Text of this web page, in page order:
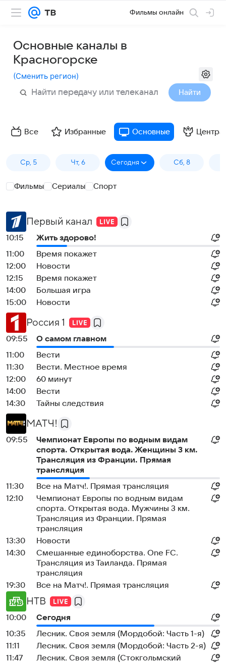
Фильмы онлайн
Основные каналы в
Красногорске
(Сменить регион)
Найти
Все Избранные Основные
Ср, 5 Чт, 6 Сегодня Сб, 8
Фильмы Сериалы Спорт
Первый канал
10:15
Жить здорово!
11:00
Время покажет
12:00
Новости
12:15
Время покажет
14:00
Большая игра
15:00
Новости
Россия 1
09:55
О самом главном
11:00
Вести
11:30
Вести. Местное время
12:00
60 минут
14:00
Вести
14:30
Тайны следствия
МАТЧ!
09:55
Чемпионат Европы по водным видам
спорта. Открытая вода. Женщины 3 км.
Трансляция из Франции. Прямая
трансляция
11:30
Все на Матч!. Прямая трансляция
12:10
Чемпионат Европы по водным видам
спорта. Открытая вода. Мужчины 3 км.
Трансляция из Франции. Прямая
трансляция
13:30
Новости
14:30
Смешанные единоборства. One FC.
Трансляция из Таиланда. Прямая
трансляция
19:30
Все на Матч!. Прямая трансляция
НТВ
10:00
Сегодня
10:35
Лесник. Своя земля (Мордобой: Часть 1-я)
11:11
Лесник. Своя земля (Мордобой: Часть 2-я)
11:47
Лесник. Своя земля (Стокгольмский